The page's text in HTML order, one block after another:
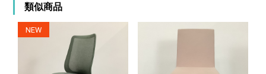
類似商品
NEW